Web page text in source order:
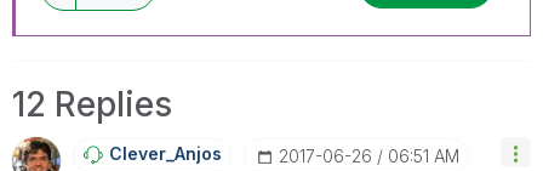
12 Replies
Clever_Anjos ‎2017-06-26 06:51 AM